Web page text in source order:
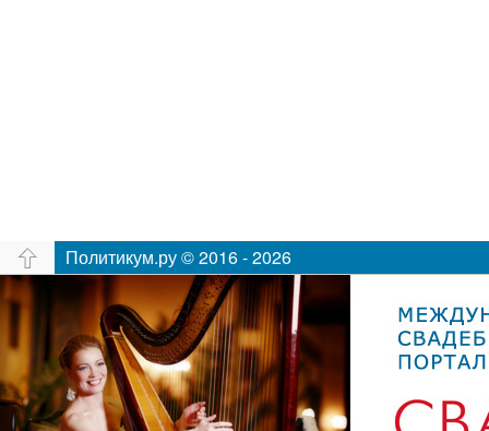
Политикум.ру © 2016 - 2026